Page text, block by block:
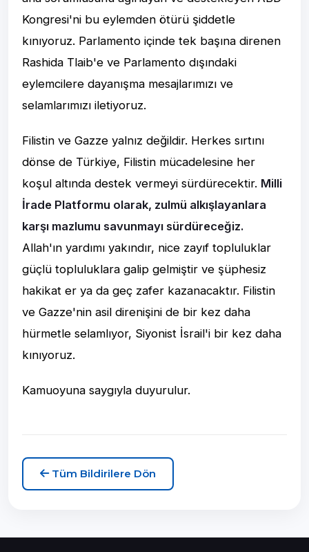
Kongresi'ni bu eylemden ötürü şiddetle
kınıyoruz. Parlamento içinde tek başına direnen
Rashida Tlaib'e ve Parlamento dışındaki
eylemcilere dayanışma mesajlarımızı ve
selamlarımızı iletiyoruz.
Filistin ve Gazze yalnız değildir. Herkes sırtını
dönse de Türkiye, Filistin mücadelesine her
koşul altında destek vermeyi sürdürecektir. Milli
İrade Platformu olarak, zulmü alkışlayanlara
karşı mazlumu savunmayı sürdüreceğiz.
Allah'ın yardımı yakındır, nice zayıf topluluklar
güçlü topluluklara galip gelmiştir ve şüphesiz
hakikat er ya da geç zafer kazanacaktır. Filistin
ve Gazze'nin asil direnişini de bir kez daha
hürmetle selamlıyor, Siyonist İsrail'i bir kez daha
kınıyoruz.
Kamuoyuna saygıyla duyurulur.
Tüm Bildirilere Dön